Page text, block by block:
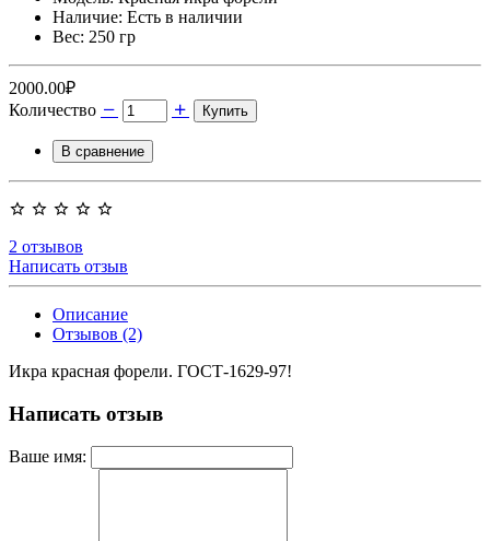
Наличие: Есть в наличии
Вес: 250 гр
2000.00₽
Количество
Купить
В сравнение
2 отзывов
Написать отзыв
Описание
Отзывов (2)
Икра красная форели. ГОСТ-1629-97!
Написать отзыв
Ваше имя: